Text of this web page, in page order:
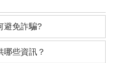
避免詐騙?
哪些資訊？